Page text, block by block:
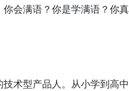
会满语？你是学满语？你真
术型产品人。从小学到高中